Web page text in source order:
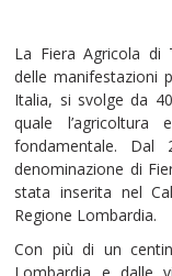
La Fiera Agricola di
delle manifestazioni
Italia, si svolge da
quale
fondamentale. Dal
denominazione di
stata inserita nel
Regione Lombardia.
Con più di un